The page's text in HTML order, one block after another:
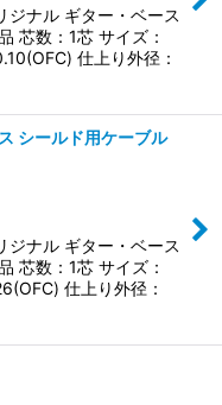
ジナル ギター・ベース
芯数：1芯 サイズ：
仕上り外径：
シールド用ケーブル
ジナル ギター・ベース
芯数：1芯 サイズ：
仕上り外径：